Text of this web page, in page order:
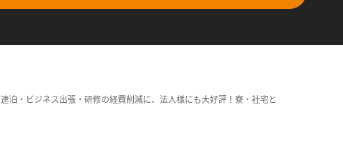
泊・ビジネス出張・研修の経費削減に、法人様にも大好評！寮・社宅と